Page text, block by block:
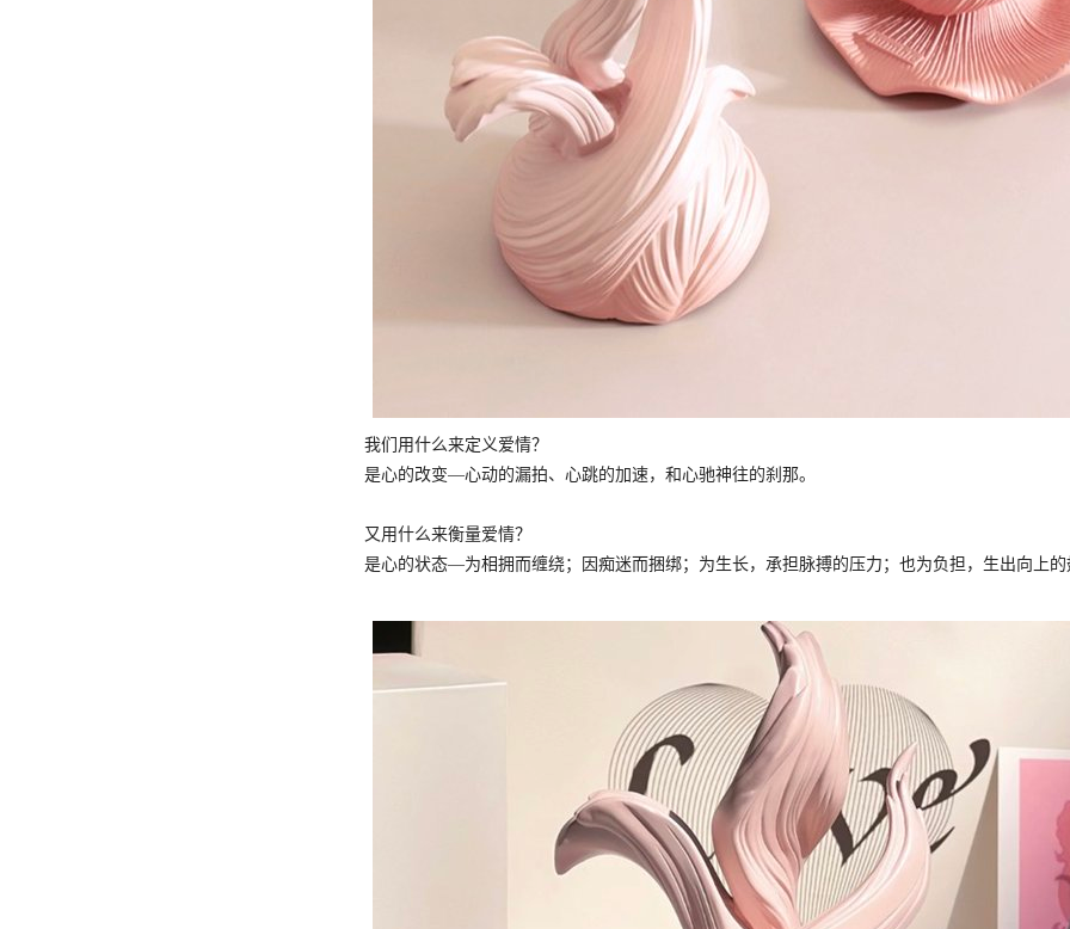
我们用什么来定义爱情？
是心的改变—心动的漏拍、心跳的加速，和心驰神往的刹那。
又用什么来衡量爱情？
是心的状态—为相拥而缠绕；因痴迷而捆绑；为生长，承担脉搏的压力；也为负担，生出向上的